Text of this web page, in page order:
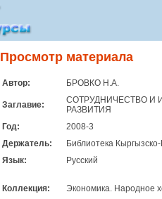
Просмотр материала
Автор: БРОВКО Н.А.
Заглавие:
СОТРУДНИЧЕСТВО И
РАЗВИТИЯ
Год:
2008-3
Держатель:
Библиотека
Язык:
Русский
Коллекция: Экономика. Народное